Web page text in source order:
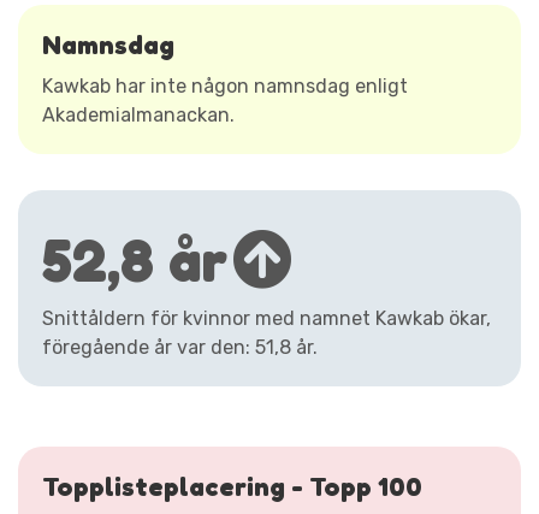
Namnsdag
Kawkab har inte någon namnsdag enligt
Akademialmanackan.
52,8 år
Snittåldern för kvinnor med namnet Kawkab ökar,
föregående år var den: 51,8 år.
Topplisteplacering - Topp 100